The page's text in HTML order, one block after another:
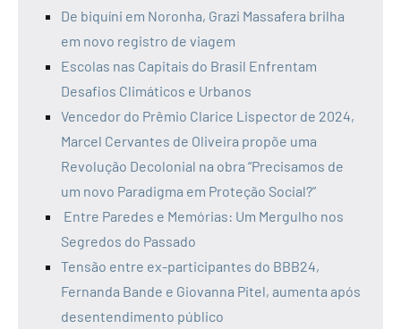
De biquíni em Noronha, Grazi Massafera brilha
em novo registro de viagem
Escolas nas Capitais do Brasil Enfrentam
Desafios Climáticos e Urbanos
Vencedor do Prêmio Clarice Lispector de 2024,
Marcel Cervantes de Oliveira propõe uma
Revolução Decolonial na obra “Precisamos de
um novo Paradigma em Proteção Social?”
Entre Paredes e Memórias: Um Mergulho nos
Segredos do Passado
Tensão entre ex-participantes do BBB24,
Fernanda Bande e Giovanna Pitel, aumenta após
desentendimento público